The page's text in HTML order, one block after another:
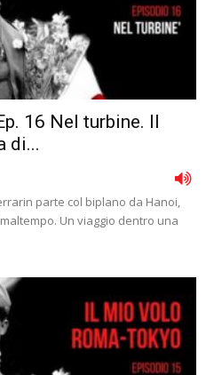
16 Nel turbine. Il
di...
parte col biplano da Hanoi,
Un viaggio dentro una